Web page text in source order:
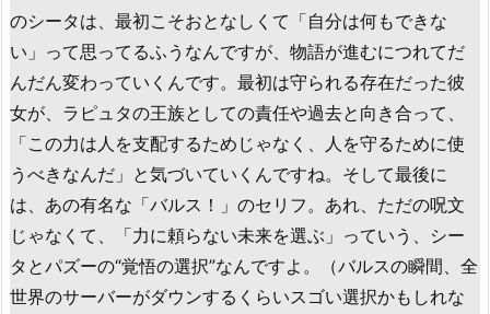
のシータは、最初こそおとなしくて「自分は何もできな
い」って思ってるふうなんですが、物語が進むにつれてだ
んだん変わっていくんです。最初は守られる存在だった彼
女が、ラピュタの王族としての責任や過去と向き合って、
「この力は人を支配するためじゃなく、人を守るために使
うべきなんだ」と気づいていくんですね。そして最後に
は、あの有名な「バルス！」のセリフ。あれ、ただの呪文
じゃなくて、「力に頼らない未来を選ぶ」っていう、シー
タとパズーの“覚悟の選択”なんですよ。（バルスの瞬間、全
世界のサーバーがダウンするくらいスゴい選択かもしれな